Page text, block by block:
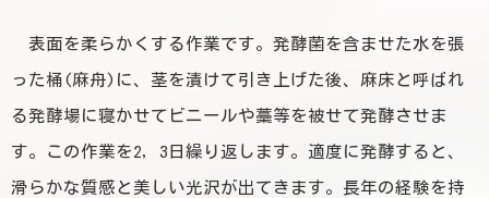
表面を柔らかくする作業です。発酵菌を含ませた水を張
った桶(麻舟)に、茎を漬けて引き上げた後、麻床と呼ばれ
る発酵場に寝かせてビニールや藁等を被せて発酵させま
す。この作業を2，3日繰り返します。適度に発酵すると、
滑らかな質感と美しい光沢が出てきます。長年の経験を持